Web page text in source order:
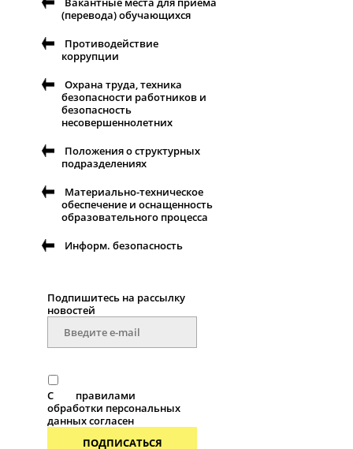
(перевода) обучающихся
Противодействие
коррупции
Охрана труда, техника
безопасности работников и
безопасность
несовершеннолетних
Положения о структурных
подразделениях
Материально-техническое
обеспечение и оснащенность
образовательного процесса
Информ. безопасность
Подпишитесь на рассылку
новоcтей
С
правилами
обработки персональных
данных согласен
ПОДПИСАТЬСЯ